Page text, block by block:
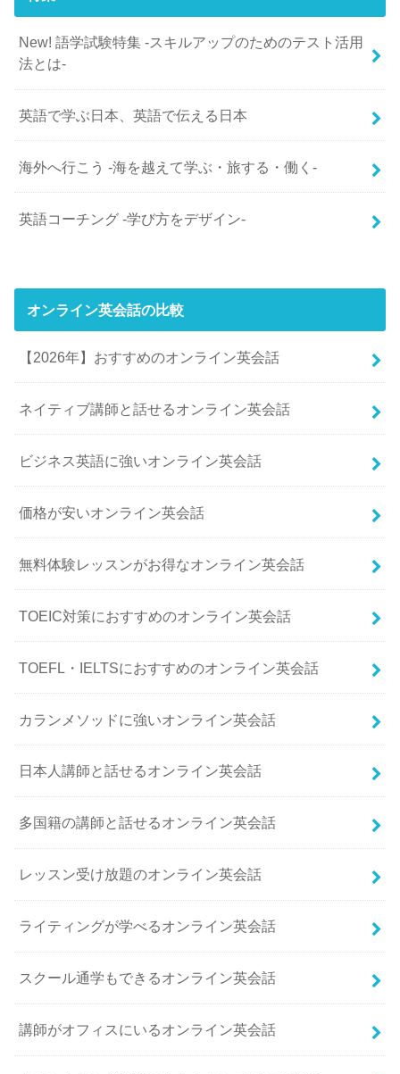
New! 語学試験特集 -スキルアップのためのテスト活用
法とは-
英語で学ぶ日本、英語で伝える日本
海外へ行こう -海を越えて学ぶ・旅する・働く-
英語コーチング -学び方をデザイン-
オンライン英会話の比較
【2026年】おすすめのオンライン英会話
ネイティブ講師と話せるオンライン英会話
ビジネス英語に強いオンライン英会話
価格が安いオンライン英会話
無料体験レッスンがお得なオンライン英会話
TOEIC対策におすすめのオンライン英会話
TOEFL・IELTSにおすすめのオンライン英会話
カランメソッドに強いオンライン英会話
日本人講師と話せるオンライン英会話
多国籍の講師と話せるオンライン英会話
レッスン受け放題のオンライン英会話
ライティングが学べるオンライン英会話
スクール通学もできるオンライン英会話
講師がオフィスにいるオンライン英会話